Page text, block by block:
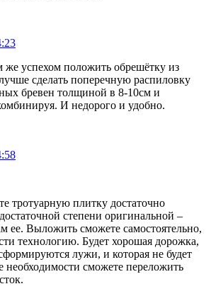
успехом положить обрешётку из
сделать поперечную распиловку
бревен толщиной в 8-10см и
И недорого и удобно.
тротуарную плитку достаточно
степени оригинальной –
ее. Выложить сможете самостоятельно,
технологию. Будет хорошая дорожка,
лужи, и которая не будет
необходимости сможете переложить